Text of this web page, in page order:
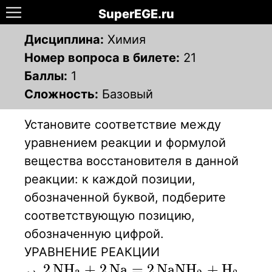
SuperEGE.ru
Дисциплина: Химия
Номер вопроса в билете: 21
Баллы: 1
Сложность: Базовый
Установите соответствие между
уравнением реакции и формулой
вещества восстановителя в данной
реакции: к каждой позиции,
обозначенной буквой, подберите
соответствующую позицию,
обозначенную цифрой.
УРАВНЕНИЕ РЕАКЦИИ